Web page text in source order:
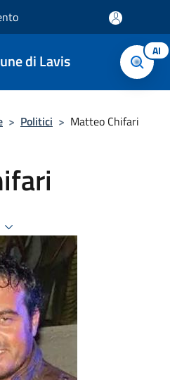
di Lavis AI
> Politici > Matteo Chifari